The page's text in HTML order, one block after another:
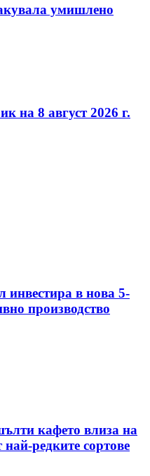
умишлено
на 8 август 2026 г.
инвестира в нова 5-
производство
кафето влиза на
редките сортове